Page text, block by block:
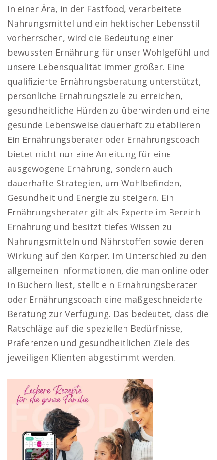
In einer Ära, in der Fastfood, verarbeitete
Nahrungsmittel und ein hektischer Lebensstil
vorherrschen, wird die Bedeutung einer
bewussten Ernährung für unser Wohlgefühl und
unsere Lebensqualität immer größer. Eine
qualifizierte Ernährungsberatung unterstützt,
persönliche Ernährungsziele zu erreichen,
gesundheitliche Hürden zu überwinden und eine
gesunde Lebensweise dauerhaft zu etablieren.
Ein Ernährungsberater oder Ernährungscoach
bietet nicht nur eine Anleitung für eine
ausgewogene Ernährung, sondern auch
dauerhafte Strategien, um Wohlbefinden,
Gesundheit und Energie zu steigern. Ein
Ernährungsberater gilt als Experte im Bereich
Ernährung und besitzt tiefes Wissen zu
Nahrungsmitteln und Nährstoffen sowie deren
Wirkung auf den Körper. Im Unterschied zu den
allgemeinen Informationen, die man online oder
in Büchern liest, stellt ein Ernährungsberater
oder Ernährungscoach eine maßgeschneiderte
Beratung zur Verfügung. Das bedeutet, dass die
Ratschläge auf die speziellen Bedürfnisse,
Präferenzen und gesundheitlichen Ziele des
jeweiligen Klienten abgestimmt werden.